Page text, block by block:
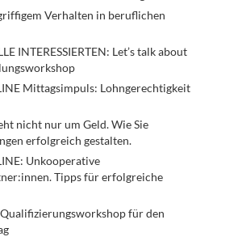
Verhalten in beruflichen
INTERESSIERTEN: Let’s talk about
Mittagsimpuls: Lohngerechtigkeit
nicht nur um Geld. Wie Sie
erfolgreich gestalten.
Unkooperative
Tipps für erfolgreiche
für den